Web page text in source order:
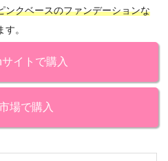
ンクベースのファンデーションな
。
イトで購入
場で購入